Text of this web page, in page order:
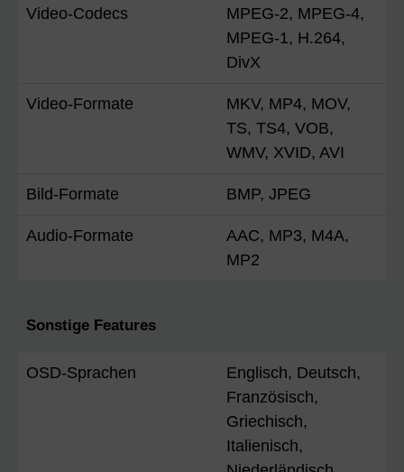
Video-Codecs
MPEG-2, MPEG-4,
MPEG-1, H.264,
DivX
Video-Formate
MKV, MP4, MOV,
TS, TS4, VOB,
WMV, XVID, AVI
Bild-Formate BMP, JPEG
Audio-Formate
AAC, MP3, M4A,
MP2
Sonstige Features
OSD-Sprachen
Englisch, Deutsch,
Französisch,
Griechisch,
Italienisch,